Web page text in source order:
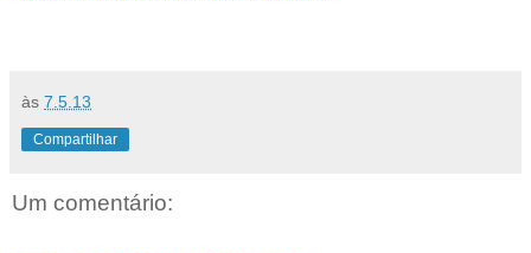
às 7.5.13
Compartilhar
Um comentário: